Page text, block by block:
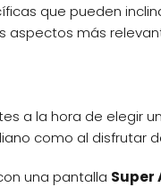
que pueden
aspectos más
a la hora de elegir
como al disfrutar
una pantalla Super